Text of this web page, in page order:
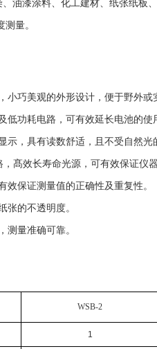
油漆涂料、化工建材、纸张纸板
量。
小巧美观的外形设计，便于野外或
低功耗电路，可有效延长电池的使
示，具有读数舒适，且不受自然光
髙效长寿命光源，可有效保证仪
效保证测量值的正确性及重复性。
张的不透明度。
测量准确可靠。
WSB-2
1